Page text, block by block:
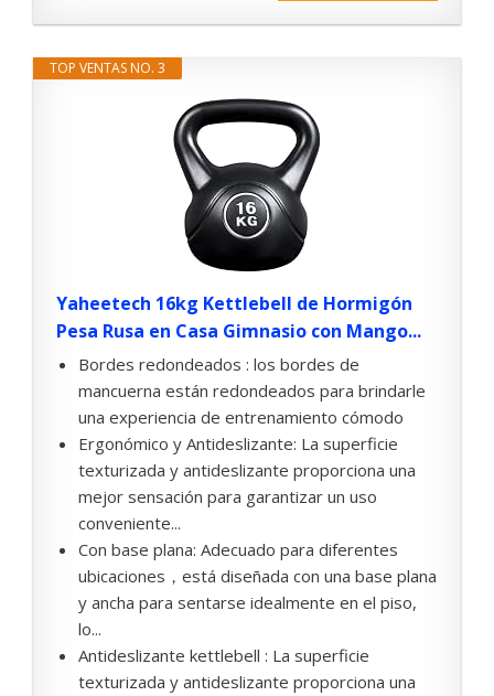
TOP VENTAS NO. 3
Yaheetech 16kg Kettlebell de Hormigón
Pesa Rusa en Casa Gimnasio con Mango...
Bordes redondeados : los bordes de
mancuerna están redondeados para brindarle
una experiencia de entrenamiento cómodo
Ergonómico y Antideslizante: La superficie
texturizada y antideslizante proporciona una
mejor sensación para garantizar un uso
conveniente...
Con base plana: Adecuado para diferentes
ubicaciones，está diseñada con una base plana
y ancha para sentarse idealmente en el piso,
lo...
Antideslizante kettlebell : La superficie
texturizada y antideslizante proporciona una